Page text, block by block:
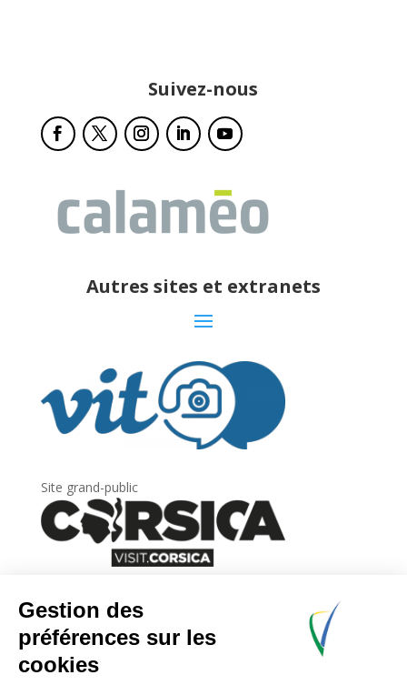
Suivez-nous
Autres sites et extranets
Site grand-public
Newsletter
Inscrivez-vous àla lettre d’information
l’Agence du tourisme de la Corse.